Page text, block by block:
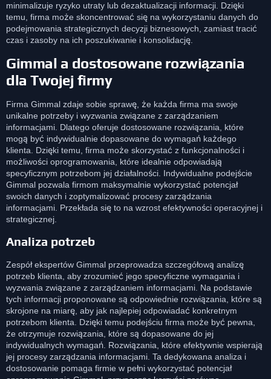
minimalizuje ryzyko utraty lub dezaktualizacji informacji. Dzięki
temu, firma może skoncentrować się na wykorzystaniu danych do
podejmowania strategicznych decyzji biznesowych, zamiast tracić
czas i zasoby na ich poszukiwanie i konsolidację.
Gimmal a dostosowane rozwiązania
dla Twojej firmy
Firma Gimmal zdaje sobie sprawę, że każda firma ma swoje
unikalne potrzeby i wyzwania związane z zarządzaniem
informacjami. Dlatego oferuje dostosowane rozwiązania, które
mogą być indywidualnie dopasowane do wymagań każdego
klienta. Dzięki temu, firma może skorzystać z funkcjonalności i
możliwości oprogramowania, które idealnie odpowiadają
specyficznym potrzebom jej działalności. Indywidualne podejście
Gimmal pozwala firmom maksymalnie wykorzystać potencjał
swoich danych i zoptymalizować procesy zarządzania
informacjami. Przekłada się to na wzrost efektywności operacyjnej i
strategicznej.
Analiza potrzeb
Zespół ekspertów Gimmal przeprowadza szczegółową analizę
potrzeb klienta, aby zrozumieć jego specyficzne wymagania i
wyzwania związane z zarządzaniem informacjami. Na podstawie
tych informacji proponowane są odpowiednie rozwiązania, które są
skrojone na miarę, aby jak najlepiej odpowiadać konkretnym
potrzebom klienta. Dzięki temu podejściu firma może być pewna,
że otrzymuje rozwiązania, które są dopasowane do jej
indywidualnych wymagań. Rozwiązania, które efektywnie wspierają
jej procesy zarządzania informacjami. Ta dedykowana analiza i
dostosowanie pomaga firmie w pełni wykorzystać potencjał